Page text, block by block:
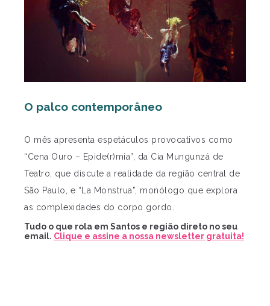
O palco contemporâneo
O mês apresenta espetáculos provocativos como
“Cena Ouro – Epide(r)mia”, da Cia Mungunzá de
Teatro, que discute a realidade da região central de
São Paulo, e “La Monstrua”, monólogo que explora
as complexidades do corpo gordo.
Tudo o que rola em Santos e região direto no seu
email. Clique e assine a nossa newsletter gratuita!